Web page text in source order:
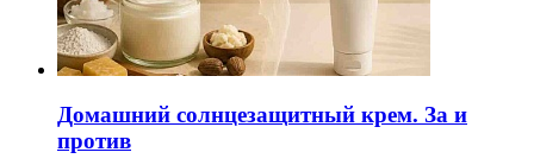
Домашний солнцезащитный крем. За и
против